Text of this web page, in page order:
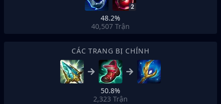
2
48.2%
40,507 Trận
CÁC TRANG BỊ CHÍNH
50.8%
2,323 Trận